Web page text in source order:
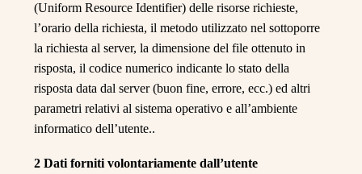
(Uniform Resource Identifier) delle risorse richieste,
l’orario della richiesta, il metodo utilizzato nel sottoporre
la richiesta al server, la dimensione del file ottenuto in
risposta, il codice numerico indicante lo stato della
risposta data dal server (buon fine, errore, ecc.) ed altri
parametri relativi al sistema operativo e all’ambiente
informatico dell’utente..
2 Dati forniti volontariamente dall’utente